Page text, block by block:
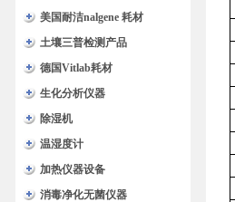
美国耐洁nalgene 耗材
土壤三普检测产品
德国Vitlab耗材
生化分析仪器
除湿机
温湿度计
加热仪器设备
消毒净化无菌仪器